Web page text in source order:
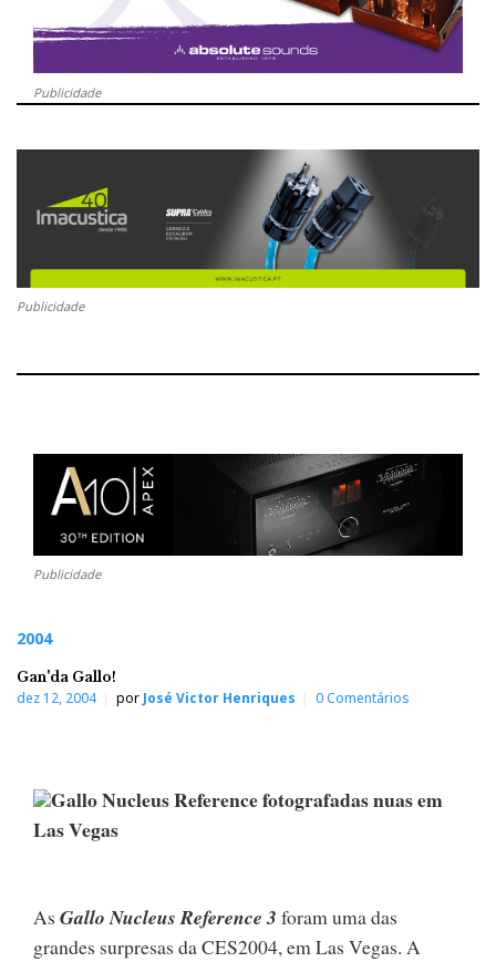
Publicidade
Publicidade
Publicidade
2004
Gan'da Gallo!
dez 12, 2004 por José Victor Henriques 0 Comentários
Gallo Nucleus Reference fotografadas nuas em
Las Vegas
As Gallo Nucleus Reference 3 foram uma das
grandes surpresas da CES2004, em Las Vegas. A